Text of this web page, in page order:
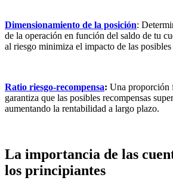
Dimensionamiento de la posición:
de la operación en función del saldo de tu
al riesgo minimiza el impacto de las posibles
Ratio riesgo-recompensa: Una proporción
garantiza que las posibles recompensas
aumentando la rentabilidad a largo plazo.
La importancia de las
los principiantes